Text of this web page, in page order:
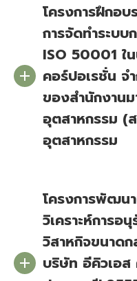
โครงการฝึกอบ
การจัดทำระบบ
ISO 50001 ใ
คอร์ปอเรชั่น
ของสำนักงาน
อุตสาหกรรม (
อุตสาหกรรม
โครงการพัฒน
วิเคราะห์การอ
วิสาหกิจขนาด
บริษัท อีคิวเอส